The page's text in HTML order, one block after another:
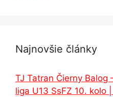
Najnovšie články
TJ Tatran Čierny Balog
liga U13 SsFZ 10. kolo |